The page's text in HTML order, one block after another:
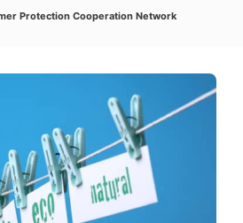
Protection Cooperation Network